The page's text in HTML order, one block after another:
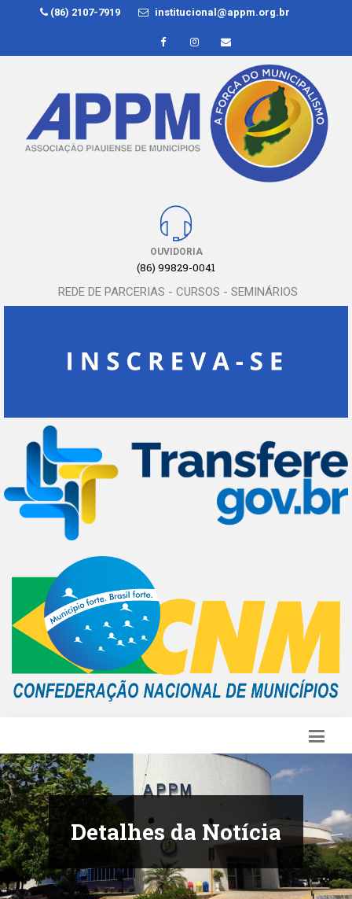
(86) 2107-7919 institucional@appm.org.br
OUVIDORIA
(86) 99829-0041
REDE DE PARCERIAS - CURSOS - SEMINÁRIOS
Detalhes da Notícia